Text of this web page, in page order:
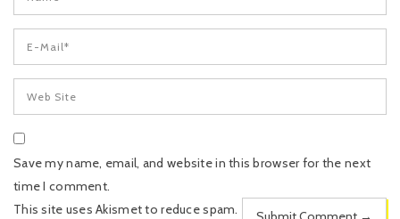
Save my name, email, and website in this browser for the next
time I comment.
This site uses Akismet to reduce spam.